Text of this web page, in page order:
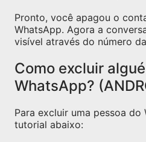
Pronto, você apagou o
WhatsApp. Agora a
visível através do número
Como excluir
WhatsApp?
Para excluir uma pessoa do
tutorial abaixo: